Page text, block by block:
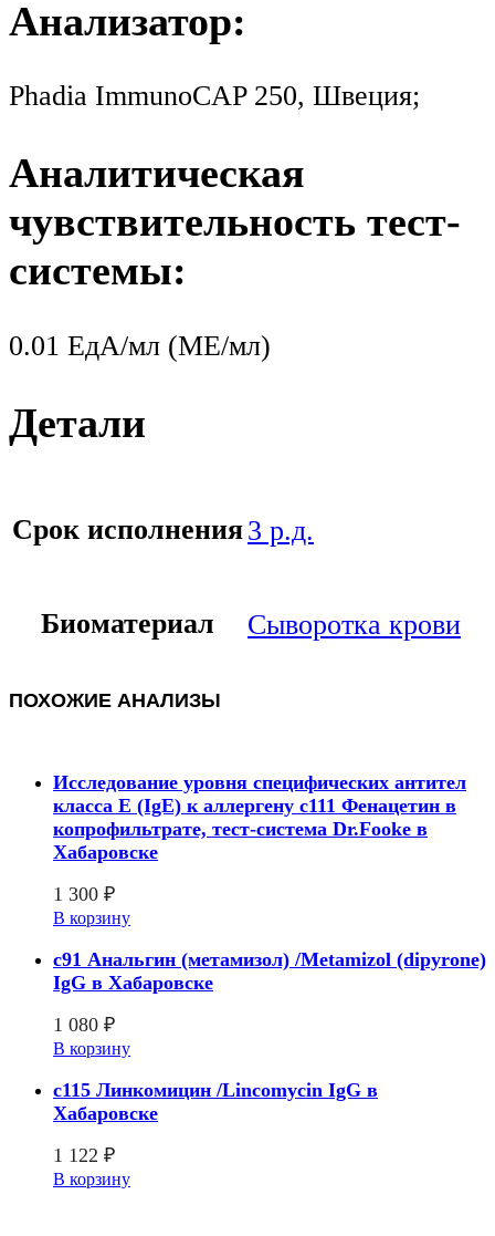
Анализатор:
Phadia ImmunoCAP 250, Швеция;
Аналитическая
чувствительность тест-
системы:
0.01 ЕдА/мл (МЕ/мл)
Детали
Срок исполнения3 р.д.
Биоматериал Сыворотка крови
ПОХОЖИЕ АНАЛИЗЫ
Исследование уровня специфических антител
класса E (IgE) к аллергену с111 Фенацетин в
копрофильтрате, тест-система Dr.Fooke в
Хабаровске
1 300 ₽
В корзину
c91 Анальгин (метамизол) /Metamizol (dipyrone)
IgG в Хабаровске
1 080 ₽
В корзину
c115 Линкомицин /Lincomycin IgG в
Хабаровске
1 122 ₽
В корзину